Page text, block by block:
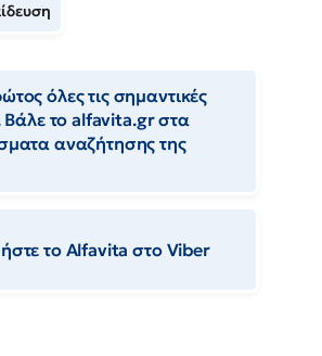
όλες τις σημαντικές
Βάλε το alfavita.gr στα
αναζήτησης της
το Αlfavita στο Viber